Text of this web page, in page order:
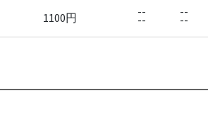
1100円 --
--
--
--